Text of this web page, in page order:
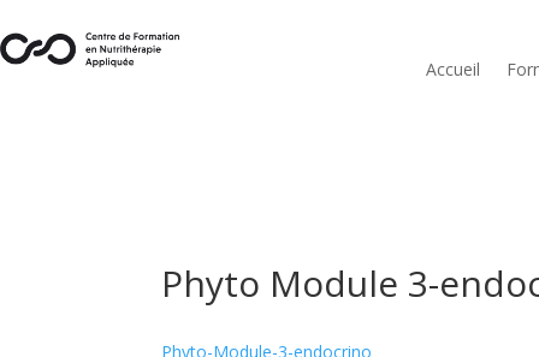
Accueil
Phyto Module 3-
Phyto-Module-3-endocrino